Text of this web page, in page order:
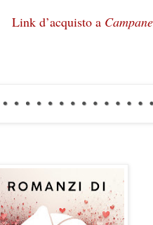
Link d’acquisto a